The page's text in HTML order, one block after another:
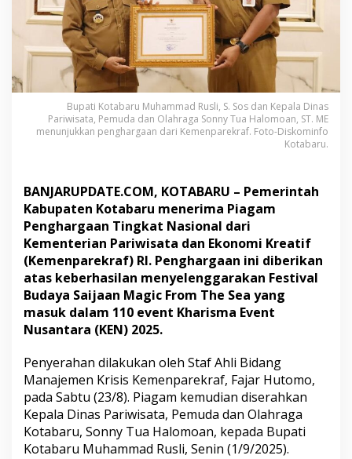
k
K
o
a
b
a
r
h
P
e
n
g
h
a
g
a
n
N
s
i
o
n
Bupati Kotabaru Muhammad Rusli, S. Sos dan Kepala Dinas
Pariwisata, Pemuda dan Olahraga Sonny Tua Halomoan, ST. ME
menunjukkan penghargaan dari Kemenparekraf. Foto-Diskominfo
Kotabaru.
BANJARUPDATE.COM, KOTABARU – Pemerintah
Kabupaten Kotabaru menerima Piagam
Penghargaan Tingkat Nasional dari
Kementerian Pariwisata dan Ekonomi Kreatif
(Kemenparekraf) RI. Penghargaan ini diberikan
atas keberhasilan menyelenggarakan Festival
Budaya Saijaan Magic From The Sea yang
masuk dalam 110 event Kharisma Event
Nusantara (KEN) 2025.
Penyerahan dilakukan oleh Staf Ahli Bidang
Manajemen Krisis Kemenparekraf, Fajar Hutomo,
pada Sabtu (23/8). Piagam kemudian diserahkan
Kepala Dinas Pariwisata, Pemuda dan Olahraga
Kotabaru, Sonny Tua Halomoan, kepada Bupati
Kotabaru Muhammad Rusli, Senin (1/9/2025).